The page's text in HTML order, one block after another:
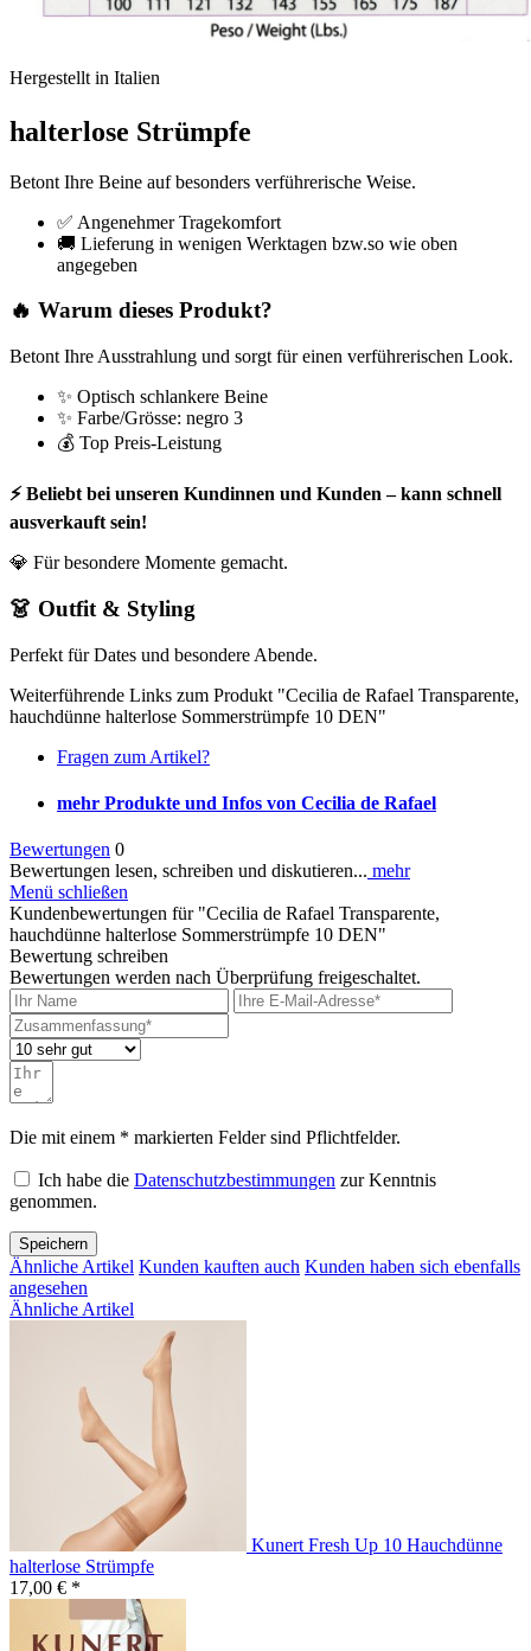
Hergestellt in Italien
halterlose Strümpfe
Betont Ihre Beine auf besonders verführerische Weise.
✅ Angenehmer Tragekomfort
🚚 Lieferung in wenigen Werktagen bzw.so wie oben
angegeben
🔥 Warum dieses Produkt?
Betont Ihre Ausstrahlung und sorgt für einen verführerischen Look.
✨ Optisch schlankere Beine
✨ Farbe/Grösse: negro 3
💰 Top Preis-Leistung
⚡ Beliebt bei unseren Kundinnen und Kunden – kann schnell
ausverkauft sein!
💎 Für besondere Momente gemacht.
👗 Outfit & Styling
Perfekt für Dates und besondere Abende.
Weiterführende Links zum Produkt "Cecilia de Rafael Transparente,
hauchdünne halterlose Sommerstrümpfe 10 DEN"
Fragen zum Artikel?
mehr Produkte und Infos von Cecilia de Rafael
Bewertungen 0
Bewertungen lesen, schreiben und diskutieren... mehr
Menü schließen
Kundenbewertungen für "Cecilia de Rafael Transparente,
hauchdünne halterlose Sommerstrümpfe 10 DEN"
Bewertung schreiben
Bewertungen werden nach Überprüfung freigeschaltet.
Die mit einem * markierten Felder sind Pflichtfelder.
Ich habe die Datenschutzbestimmungen zur Kenntnis
genommen.
Speichern
Ähnliche Artikel Kunden kauften auch Kunden haben sich ebenfalls
angesehen
Ähnliche Artikel
Kunert Fresh Up 10 Hauchdünne
halterlose Strümpfe
17,00 € *